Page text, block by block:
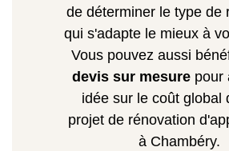
de déterminer le type de
qui s'adapte le mieux à
Vous pouvez aussi
devis sur mesure pour
idée sur le coût global
projet de rénovation
à Chambéry.